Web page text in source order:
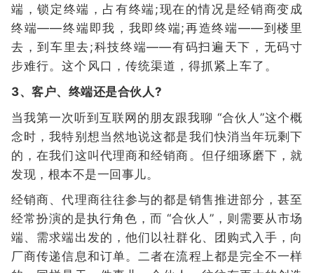
端，锁定终端，占有终端;现在的情况是经销商变成
终端——终端即我，我即终端;再造终端——到楼里
去，到车里去;科技终端——有码扫遍天下，无码寸
步难行。这个风口，传统渠道，得抓紧上车了。
3、客户、终端还是合伙人?
当我第一次听到互联网的朋友跟我聊 “合伙人”这个概
念时，我特别想当然地说这都是我们快消当年玩剩下
的，在我们这叫代理商和经销商。但仔细琢磨下，就
发现，根本不是一回事儿。
经销商、代理商往往参与的都是销售推进部分，甚至
经常扮演的是执行角色，而 “合伙人”，则需要从市场
端、需求端出发的，他们以社群化、团购式入手，向
厂商传递信息和订单。二者在流程上都是完全不一样